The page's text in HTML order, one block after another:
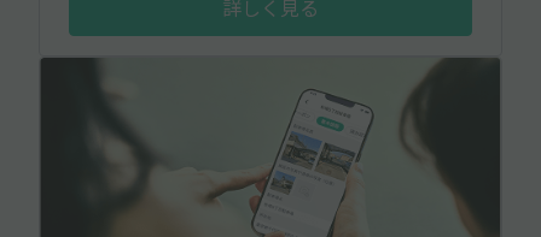
詳しく見る